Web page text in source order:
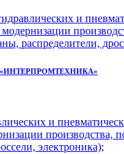
и
распределители,
«ИНТЕРПРОМТЕХНИКА»
и
производства,
электроника);